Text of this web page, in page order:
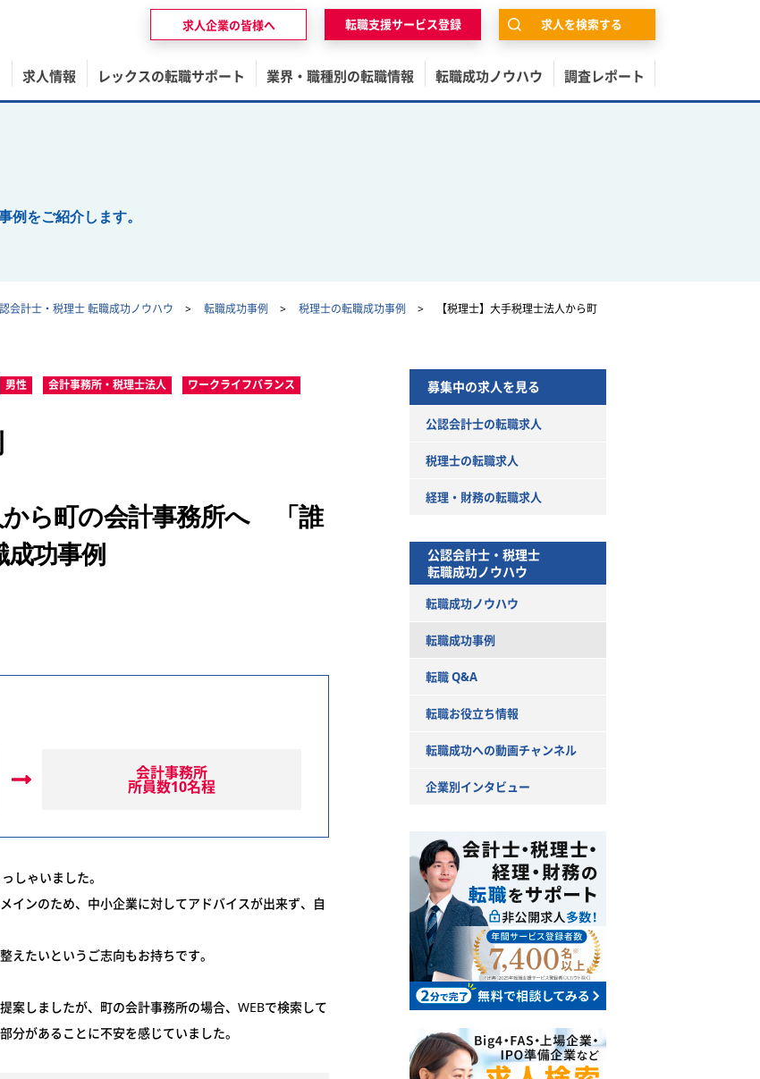
求人情報 レックスの転職サポート 業界・職種別の転職情報 転職成功ノウハウ 調査レポート
求人企業の皆様へ 転職支援サービス登録 求人を検索する
例をご紹介します。
会計士・税理士 転職成功ノウハウ 転職成功事例 税理士の転職成功事例
【税理士】大手税理士法人から町
男性 会計事務所・税理士法人 ワークライフバランス
から町の会計事務所へ 「誰
功事例
会計事務所
所員数10名程
しゃいました。
インのため、中小企業に対してアドバイスが出来ず、自
えたいというご志向もお持ちです。
案しましたが、町の会計事務所の場合、WEBで検索して
分があることに不安を感じていました。
募集中の求人を見る
公認会計士の転職求人
税理士の転職求人
経理・財務の転職求人
公認会計士・税理士
転職成功ノウハウ
転職成功ノウハウ
転職成功事例
転職 Q&A
転職お役立ち情報
転職成功への動画チャンネル
企業別インタビュー